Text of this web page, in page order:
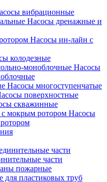
вибрационные
Насосы дренажные и
Насосы ин-лайн с
колодезные
Насосы
Насосы многоступенчатые
поверхностные
скважинные
Насосы
части
пожарные